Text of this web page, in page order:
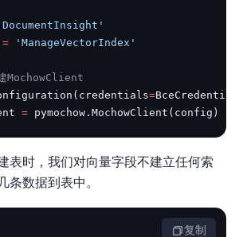
=
'ManageVectorIndex'
MochowClient
( credentials=
= pymochow . MochowClient ( config )
表时，我们对向量字段不建立任何索
条数据到表中。
复制